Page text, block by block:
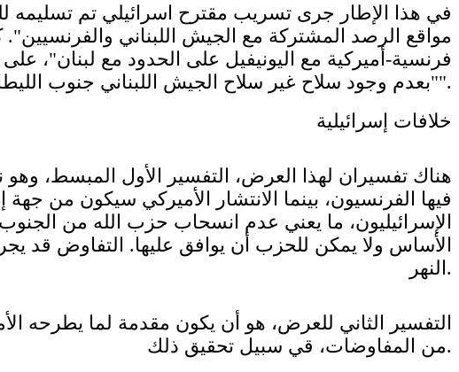
في هذا الإطار جرى تسريب مقترح اسرائيلي تم تسليمه
مواقع الرصد المشتركة مع الجيش اللبناني
فرنسية-أميركية مع اليونيفيل على الحدود مع لبنان"،
"بعدم وجود سلاح غير سلاح الجيش اللبناني جنوب الليطاني".
خلافات إسرائيلية
فيها الفرنسيون، بينما الانتشار الأميركي سيكون من
الإسرائيليون، ما يعني عدم انسحاب حزب الله من
الأساس ولا يمكن للحزب أن يوافق عليها. التفاوض قد
النهر.
التفسير الثاني للعرض، هو أن يكون مقدمة لما يطرحه
من المفاوضات، قي سبيل تحقيق ذلك.